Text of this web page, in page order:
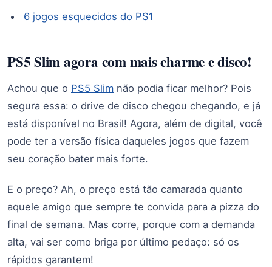
6 jogos esquecidos do PS1
PS5 Slim agora com mais charme e disco!
Achou que o PS5 Slim não podia ficar melhor? Pois
segura essa: o drive de disco chegou chegando, e já
está disponível no Brasil! Agora, além de digital, você
pode ter a versão física daqueles jogos que fazem
seu coração bater mais forte.
E o preço? Ah, o preço está tão camarada quanto
aquele amigo que sempre te convida para a pizza do
final de semana. Mas corre, porque com a demanda
alta, vai ser como briga por último pedaço: só os
rápidos garantem!